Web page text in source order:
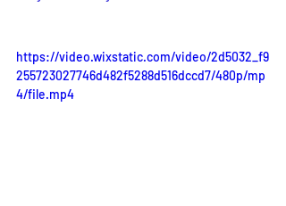
https://video.wixstatic.com/video/2d5032_f9
255723027746d482f5288d516dccd7/480p/mp
4/file.mp4